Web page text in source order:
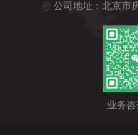
公司地址：北京市
业务